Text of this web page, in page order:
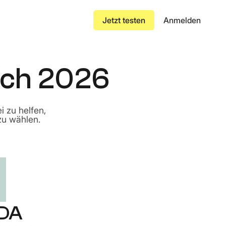
Versicherungszertifikat
Konnossement
Bestellung
Dateneingabe um
aufbauen
Jetzt testen Anmelden
2026
zu helfen,
wählen.